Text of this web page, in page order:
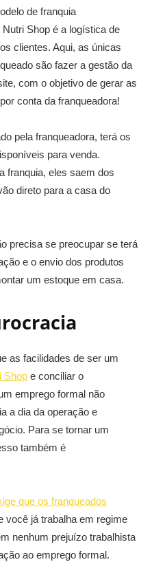
de franquia
Shop é a logística de
clientes. Aqui, as únicas
são fazer a gestão da
com o objetivo de gerar as
conta da franqueadora!
pela franqueadora, terá os
para venda.
franquia, eles saem dos
direto para a casa do
precisa se preocupar se terá
e o envio dos produtos
um estoque em casa.
as facilidades de ser um
Shop e conciliar o
emprego formal não
a dia da operação e
Para se tornar um
também é
que os franqueados
você já trabalha em regime
nenhum prejuízo trabalhista
ao emprego formal.